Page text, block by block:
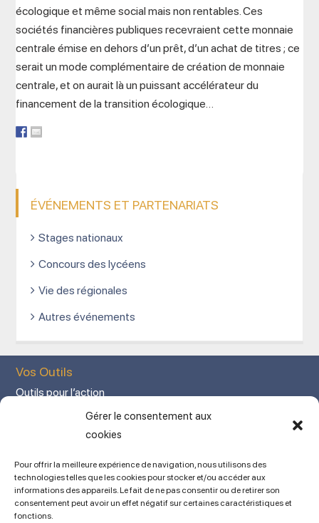
Gérer le consentement aux
cookies
Pour offrir la meilleure expérience de navigation, nous utilisons des
technologies telles que les cookies pour stocker et/ou accéder aux
informations des appareils. Le fait de ne pas consentir ou de retirer son
consentement peut avoir un effet négatif sur certaines caractéristiques et
fonctions.
écologique et même social mais non rentables. Ces
sociétés financières publiques recevraient cette monnaie
centrale émise en dehors d’un prêt, d’un achat de titres ; ce
serait un mode complémentaire de création de monnaie
centrale, et on aurait là un puissant accélérateur du
financement de la transition écologique…
ÉVÉNEMENTS ET PARTENARIATS
Stages nationaux
Concours des lycéens
Vie des régionales
Autres événements
Vos Outils
Outils pour l’action
Votre espace adhérent
Mon Compte adhérent
L’association
Mentions légales
Contact